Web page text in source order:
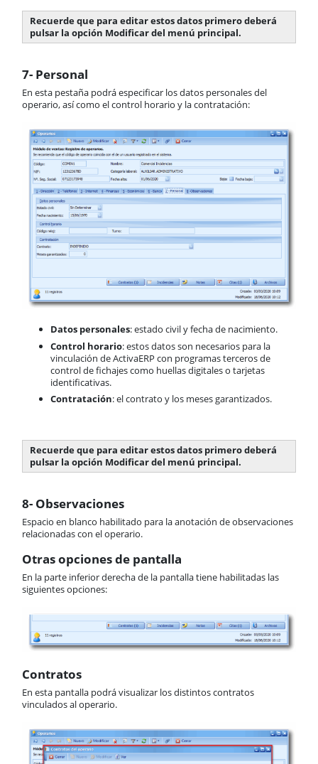
Recuerde que para editar estos datos primero deberá
pulsar la opción Modificar del menú principal.
7- Personal
En esta pestaña podrá especificar los datos personales del
operario, así como el control horario y la contratación:
Datos personales: estado civil y fecha de nacimiento.
Control horario: estos datos son necesarios para la
vinculación de ActivaERP con programas terceros de
control de fichajes como huellas digitales o tarjetas
identificativas.
Contratación: el contrato y los meses garantizados.
Recuerde que para editar estos datos primero deberá
pulsar la opción Modificar del menú principal.
8- Observaciones
Espacio en blanco habilitado para la anotación de observaciones
relacionadas con el operario.
Otras opciones de pantalla
En la parte inferior derecha de la pantalla tiene habilitadas las
siguientes opciones:
Contratos
En esta pantalla podrá visualizar los distintos contratos
vinculados al operario.